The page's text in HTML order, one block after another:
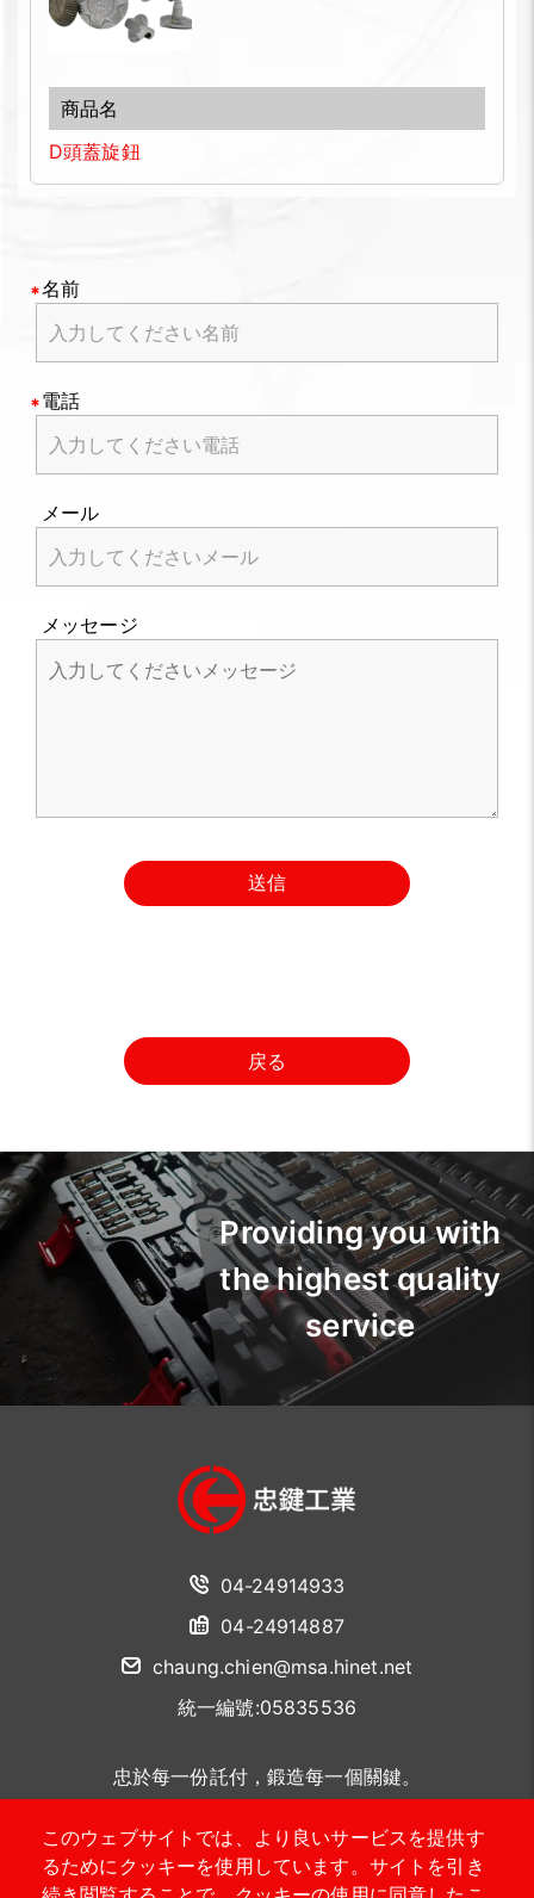
D頭蓋旋鈕
名前
電話
メール
メッセージ
送信
戻る
このウェブサイトでは、より良いサービスを提供す
るためにクッキーを使用しています。サイトを引き
04-24914933
04-24914887
chaung.chien@msa.hinet.net
統一編號:05835536
忠於每一份託付，鍛造每一個關鍵。
聯絡我們
Providing you with
the highest quality
service